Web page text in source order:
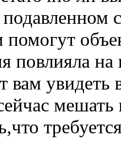
помогут
повлияла
вам увидеть
мешать